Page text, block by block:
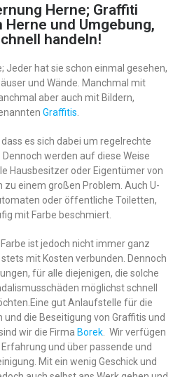
Herne; Graffiti
und Umgebung,
handeln!
Jeder hat sie schon einmal gesehen,
und Wände. Manchmal mit
aber auch mit Bildern,
Graffitis
es sich dabei um regelrechte
werden auf diese Weise
Hausbesitzer oder Eigentümer von
einem großen Problem. Auch U-
oder öffentliche Toiletten,
mit Farbe beschmiert.
ist jedoch nicht immer ganz
mit Kosten verbunden. Dennoch
für alle diejenigen, die solche
möglichst schnell
gut Anlaufstelle für die
und die Beseitigung von Graffitis und
wir die Firma Borek . Wir verfügen
und über passende und
Mit ein wenig Geschick und